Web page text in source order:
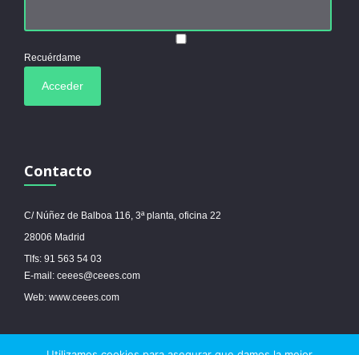
Recuérdame
Contacto
C/ Núñez de Balboa 116, 3ª planta, oficina 22
28006 Madrid
Tlfs: 91 563 54 03
E-mail: ceees@ceees.com
Web: www.ceees.com